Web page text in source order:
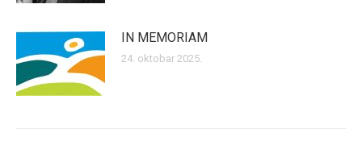
IN MEMORIAM
24. oktobar 2025.